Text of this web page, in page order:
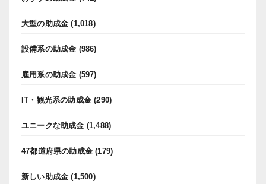
大型の助成金 (1,018)
設備系の助成金 (986)
雇用系の助成金 (597)
IT・観光系の助成金 (290)
ユニークな助成金 (1,488)
47都道府県の助成金 (179)
新しい助成金 (1,500)